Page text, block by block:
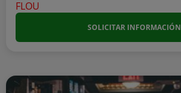
SOLICITAR INFORMACIÓN